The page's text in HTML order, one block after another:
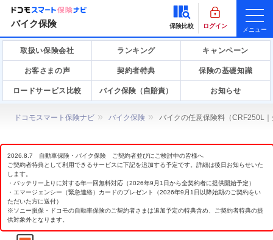
バイク保険 保険比較 ログイン
メニュー
取扱い保険会社 ランキング キャンペーン
お客さまの声 契約者特典 保険の基礎知識
ロードサービス比較 バイク保険（自賠責） お知らせ
ドコモスマート保険ナビ バイク保険 バイクの任意保険料（CRF250L
2026.8.7 自動車保険・バイク保険 ご契約者並びにご検討中の皆様へ
ご契約者特典として利用できるサービスに下記を追加する予定です。詳細は後日お知らせいた
します。
・バッテリー上りに対する年一回無料対応（2026年9月1日から全契約者に提供開始予定）
・エマージェンシー（緊急連絡）カードのプレゼント（2026年9月1日以降始期のご契約をい
ただいた方に送付）
※ソニー損保・ドコモの自動車保険のご契約者さまは追加予定の特典含め、ご契約者特典の提
供対象外となります。